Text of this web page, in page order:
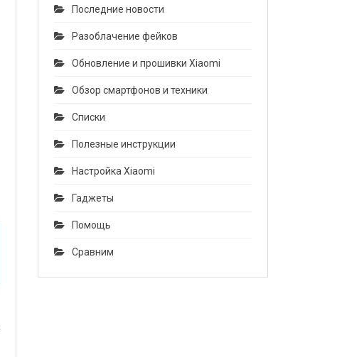
Последние новости
Разоблачение фейков
Обновление и прошивки Xiaomi
Обзор смартфонов и техники
Списки
Полезные инструкции
Настройка Xiaomi
Гаджеты
Помощь
Сравним